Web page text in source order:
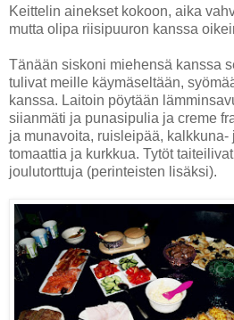
Keittelin ainekset kokoon, aika
mutta olipa riisipuuron kanssa
Tänään siskoni miehensä kanssa
tulivat meille käymäseltään,
kanssa. Laitoin pöytään
siianmäti ja punasipulia ja creme
ja munavoita, ruisleipää, kalkkuna-
tomaattia ja kurkkua. Tytöt
joulutorttuja (perinteisten lisäksi).